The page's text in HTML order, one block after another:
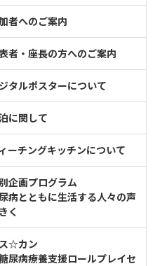
者へのご案内
者・座長の方へのご案内
タルポスターについて
に関して
ーチングキッチンについて
企画プログラム
病とともに生活する人々の声
く
☆カン
糖尿病療養支援ロールプレイセ